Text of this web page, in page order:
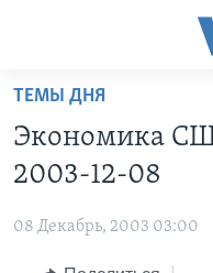
Перейти
основной
контент
НОВОСТИ ЗА МИНУТУ
УЧИМ АНГЛИЙСКИЙ
ЭКСПЕРТИЗА
ТЕМЫ ДНЯ
Экономика
2003-12-08
08 Декабрь, 2003 03:00